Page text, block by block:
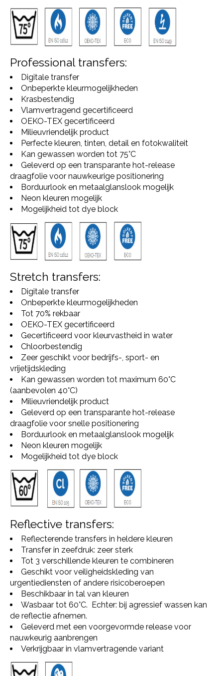
Professional transfers:
Digitale transfer
Onbeperkte kleurmogelijkheden
Krasbestendig
Vlamvertragend gecertificeerd
OEKO-TEX gecertificeerd
Milieuvriendelijk product
Perfecte kleuren, tinten, detail en fotokwaliteit
Kan gewassen worden tot 75°C
Geleverd op een transparante hot-release
draagfolie voor nauwkeurige positionering
Borduurlook en metaalglanslook mogelijk
Neon kleuren mogelijk
Mogelijkheid tot dye block
Stretch transfers:
Digitale transfer
Onbeperkte kleurmogelijkheden
Tot 70% rekbaar
OEKO-TEX gecertificeerd
Gecertificeerd voor kleurvastheid in water
Chloorbestendig
Zeer geschikt voor bedrijfs-, sport- en
vrijetijdskleding
Kan gewassen worden tot maximum 60°C
(aanbevolen 40°C)
Milieuvriendelijk product
Geleverd op een transparante hot-release
draagfolie voor snelle positionering
Borduurlook en metaalglanslook mogelijk
Neon kleuren mogelijk
Mogelijkheid tot dye block
Reflective transfers:
Reflecterende transfers in heldere kleuren
Transfer in zeefdruk: zeer sterk
Tot 3 verschillende kleuren te combineren
Geschikt voor veiligheidskleding van
urgentiediensten of andere risicoberoepen
Beschikbaar in tal van kleuren
Wasbaar tot 60°C. Echter: bij agressief wassen kan
de reflectie afnemen.
Geleverd met een voorgevormde release voor
nauwkeurig aanbrengen
Verkrijgbaar in vlamvertragende variant